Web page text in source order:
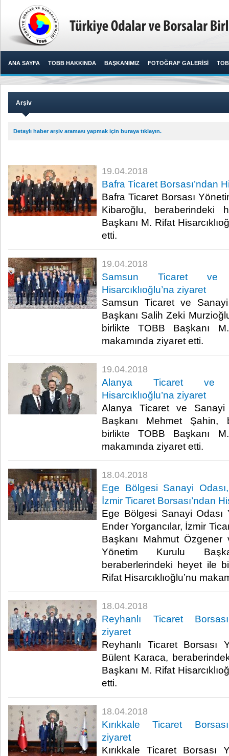
ANA SAYFA TOBB HAKKINDA BAŞKANIMIZ FOTOĞRAF GALERİSİ
Arşiv
Detaylı haber arşiv araması yapmak için buraya tıklayın.
19.04.2018
Bafra Ticaret Borsası’ndan
Bafra Ticaret Borsası
Kibaroğlu, beraberindeki
Başkanı M. Rifat
etti.​
19.04.2018
Samsun Ticaret ve
Hisarcıklıoğlu’na ziyaret
Samsun Ticaret ve
Başkanı Salih Zeki
birlikte TOBB Başkanı M.
makamında ziyaret etti.​
19.04.2018
Alanya Ticaret ve
Hisarcıklıoğlu’na ziyaret
Alanya Ticaret ve Sanayi
Başkanı Mehmet Şahin,
birlikte TOBB Başkanı M.
makamında ziyaret etti.​
18.04.2018
Ege Bölgesi Sanayi
İzmir Ticaret Borsası’ndan
Ege Bölgesi Sanayi Odası
Ender Yorgancılar, İzmir
Başkanı Mahmut Özgener
Yönetim Kurulu
beraberlerindeki heyet ile
Rifat Hisarcıklıoğlu’nu
18.04.2018
Reyhanlı Ticaret
ziyaret
Reyhanlı Ticaret Borsası
Bülent Karaca,
Başkanı M. Rifat
etti.​
18.04.2018
Kırıkkale Ticaret
ziyaret
Kırıkkale Ticaret Borsası